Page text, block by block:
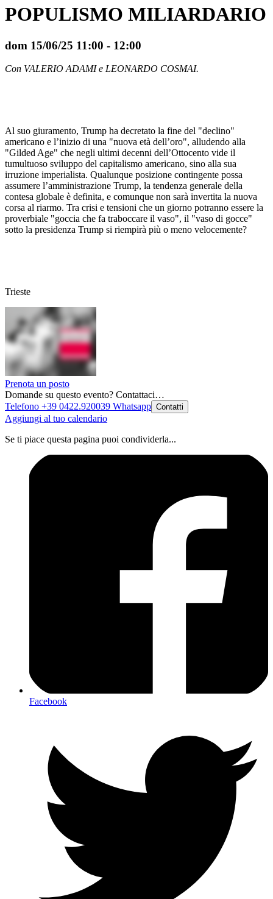
POPULISMO MILIARDARIO
dom 15/06/25 11:00 - 12:00
Con VALERIO ADAMI e LEONARDO COSMAI.
Al suo giuramento, Trump ha decretato la fine del "declino"
americano e l’inizio di una "nuova età dell’oro", alludendo alla
"Gilded Age" che negli ultimi decenni dell’Ottocento vide il
tumultuoso sviluppo del capitalismo americano, sino alla sua
irruzione imperialista. Qualunque posizione contingente possa
assumere l’amministrazione Trump, la tendenza generale della
contesa globale è definita, e comunque non sarà invertita la nuova
corsa al riarmo. Tra crisi e tensioni che un giorno potranno essere la
proverbiale "goccia che fa traboccare il vaso", il "vaso di gocce"
sotto la presidenza Trump si riempirà più o meno velocemente?
Trieste
Prenota un posto
Domande su questo evento? Contattaci…
Telefono +39 0422.920039 Whatsapp Contatti
Aggiungi al tuo calendario
Se ti piace questa pagina puoi condividerla...
Facebook